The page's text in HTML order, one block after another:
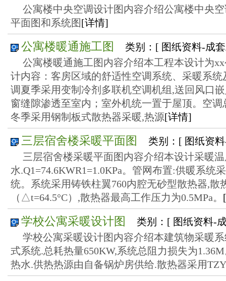
公寓楼中央空调设计图内容介绍公寓楼中央
平面图和系统图[详情]
公寓楼暖通施工图
类别：[ 图纸资料-成
公寓楼暖通施工图内容介绍本工程本设计为
计内容：客房区域的舒适性空调系统、采暖系
调夏季采用变制冷剂多联机空调机组,送回风口
窗缝隙渗透至室内；室外机统一置于屋顶。空
冬季采用钢制板式散热器采暖,热源[详情]
三层宿舍楼采暖平面图
类别：[ 图纸资
三层宿舍楼采暖平面图内容介绍本设计采暖温
水.Q1=74.6KWR1=1.0KPa。管网布置:供暖系统
统。系统采用铸铁柱翼760内腔无砂型散热器,散
（△t=64.5°C）,散热器最高工作压力为0.5MPa。
学校公寓采暖设计图
类别：[ 图纸资料-
学校公寓采暖设计图内容介绍本建筑物采暖
式系统.总耗热量650KW,系统总阻力损失为
热水.供热热源由自备锅炉房供给.散热器采用